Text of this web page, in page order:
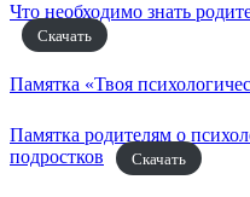
Что необходимо знать
Скачать
Памятка «Твоя
Памятка родителям о
подростков
Скачать